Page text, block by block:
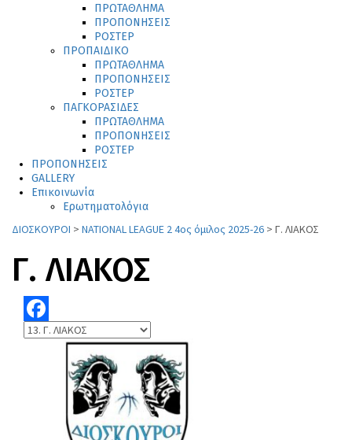
ΠΡΩΤΑΘΛΗΜΑ
ΠΡΟΠΟΝΗΣΕΙΣ
ΡΟΣΤΕΡ
ΠΡΟΠΑΙΔΙΚΟ
ΠΡΩΤΑΘΛΗΜΑ
ΠΡΟΠΟΝΗΣΕΙΣ
ΡΟΣΤΕΡ
ΠΑΓΚΟΡΑΣΙΔΕΣ
ΠΡΩΤΑΘΛΗΜΑ
ΠΡΟΠΟΝΗΣΕΙΣ
ΡΟΣΤΕΡ
ΠΡΟΠΟΝΗΣΕΙΣ
GALLERY
Επικοινωνία
Ερωτηματολόγια
ΔΙΟΣΚΟΥΡΟΙ > NATIONAL LEAGUE 2 4ος όμιλος 2025-26 > Γ. ΛΙΑΚΟΣ
Γ. ΛΙΑΚΟΣ
Facebook